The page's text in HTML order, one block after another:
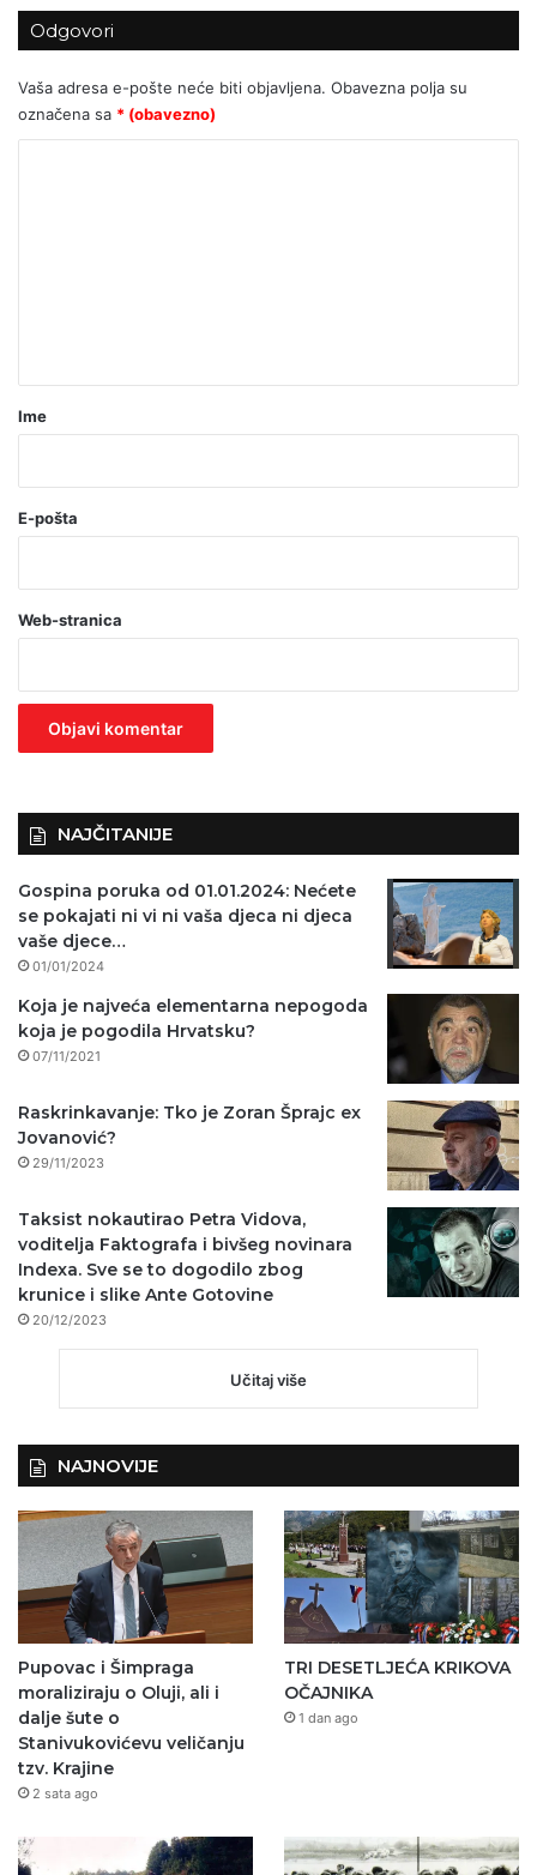
MATE PAVIĆ ULAZI U POVIJEST!
Odgovori
Vaša adresa e-pošte neće biti objavljena. Obavezna polja su
označena sa * (obavezno)
r
o
a
v
z
Ime
E-pošta
Web-stranica
NAJČITANIJE
Gospina poruka od 01.01.2024: Nećete
se pokajati ni vi ni vaša djeca ni djeca
vaše djece…
01/01/2024
Koja je najveća elementarna nepogoda
koja je pogodila Hrvatsku?
07/11/2021
Raskrinkavanje: Tko je Zoran Šprajc ex
Jovanović?
29/11/2023
Taksist nokautirao Petra Vidova,
voditelja Faktografa i bivšeg novinara
Indexa. Sve se to dogodilo zbog
krunice i slike Ante Gotovine
20/12/2023
Učitaj više
NAJNOVIJE
Pupovac i Šimpraga
moraliziraju o Oluji, ali i
dalje šute o
Stanivukovićevu veličanju
tzv. Krajine
2 sata ago
TRI DESETLJEĆA KRIKOVA
OČAJNIKA
1 dan ago